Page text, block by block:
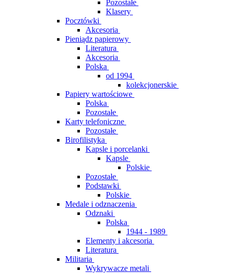
Pozostałe
Klasery
Pocztówki
Akcesoria
Pieniądz papierowy
Literatura
Akcesoria
Polska
od 1994
kolekcjonerskie
Papiery wartościowe
Polska
Pozostałe
Karty telefoniczne
Pozostałe
Birofilistyka
Kapsle i porcelanki
Kapsle
Polskie
Pozostałe
Podstawki
Polskie
Medale i odznaczenia
Odznaki
Polska
1944 - 1989
Elementy i akcesoria
Literatura
Militaria
Wykrywacze metali